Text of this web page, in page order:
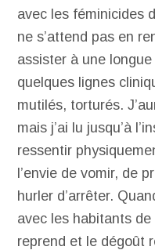
avec les féminicides
ne s’attend pas en
assister à une
quelques lignes
mutilés, torturés.
mais j’ai lu jusqu’à
ressentir
l’envie de vomir, de
hurler d’arrêter.
avec les habitants
reprend et le dégoût